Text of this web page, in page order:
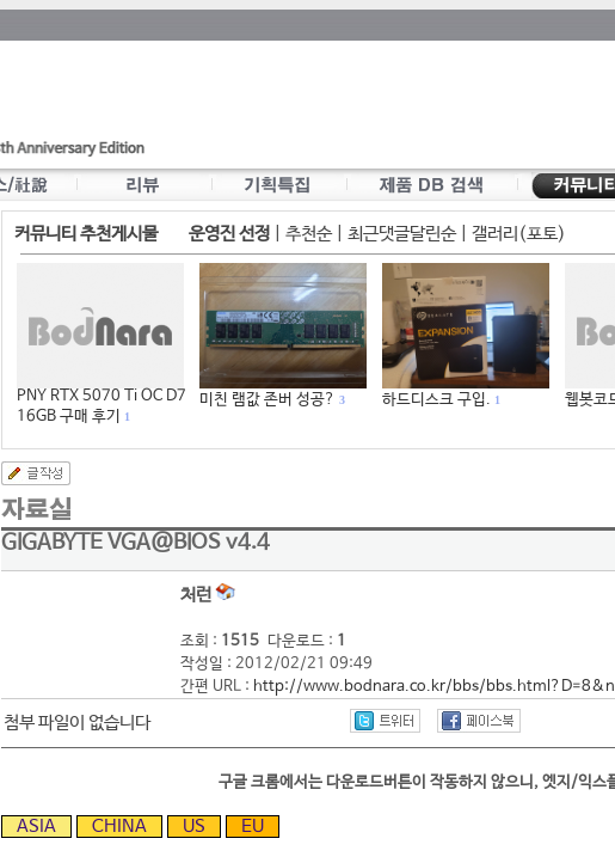
커뮤니티 추천게시물 운영진 선정 추천순| 최근댓글달린순| 갤러리(포토)
PNY RTX 5070 Ti OC D7
16GB 구매 후기
1
미친 램값 존버 성공? 3 하드디스크 구입. 1 웹봇코
GIGABYTE VGA@BIOS v4.4
처런
조회 : 1515 다운로드 : 1
작성일 : 2012/02/21 09:49
간편 URL : http://www.bodnara.co.kr/bbs/
첨부 파일이 없습니다
구글 크롬에서는 다운로드버튼이 작동하지 않으니, 엣지/익스
ASIA CHINA US EU